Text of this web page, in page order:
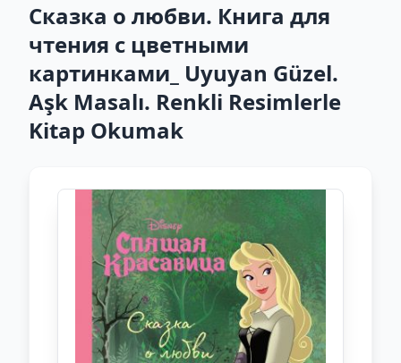
Gü...
Сказка о любви. Книга для
чтения с цветными
картинками_ Uyuyan Güzel.
Aşk Masalı. Renkli Resimlerle
Kitap Okumak